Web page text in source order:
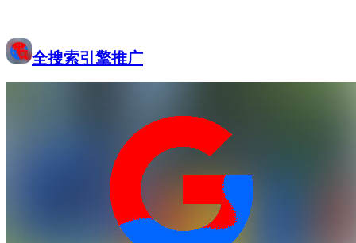
全搜索引擎推广